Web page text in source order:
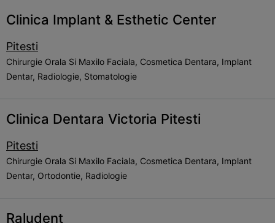
Clinica Implant & Esthetic Center
Pitesti
Chirurgie Orala Si Maxilo Faciala, Cosmetica Dentara, Implant
Dentar, Radiologie, Stomatologie
Clinica Dentara Victoria Pitesti
Pitesti
Chirurgie Orala Si Maxilo Faciala, Cosmetica Dentara, Implant
Dentar, Ortodontie, Radiologie
Raludent